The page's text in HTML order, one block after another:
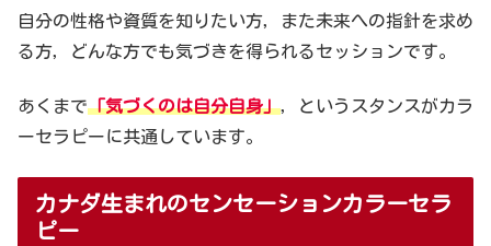
自分の性格や資質を知りたい方，また未来への指針を求め
る方，どんな方でも気づきを得られるセッションです。
あくまで「気づくのは自分自身」，というスタンスがカラ
ーセラピーに共通しています。
カナダ生まれのセンセーションカラーセラ
ピー